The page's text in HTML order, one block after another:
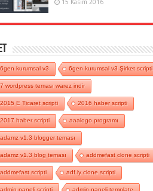
15 Kasım 2016
6gen kurumsal v3 6gen kurumsal v3 Şirket scripti
7 wordpress teması warez indir
2015 E Ticaret scripti 2016 haber scripti
2017 haber scripti aaalogo programı
adamz v1.3 blogger teması
adamz v1.3 blog teması addmefast clone scripti
addmefast scripti adf.ly clone scripti
admin paneli scripti admin paneli template